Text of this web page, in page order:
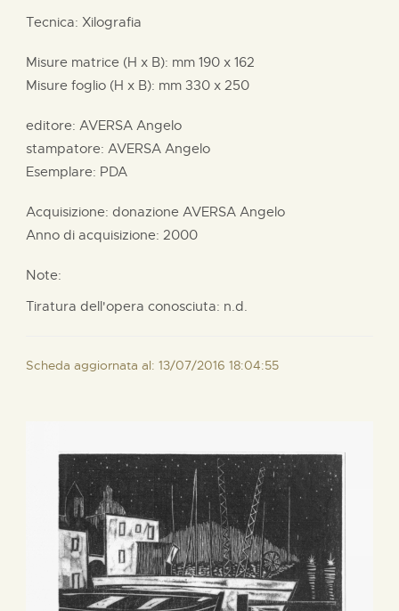
Tecnica: Xilografia
Misure matrice (H x B): mm 190 x 162
Misure foglio (H x B): mm 330 x 250
editore: AVERSA Angelo
stampatore: AVERSA Angelo
Esemplare: PDA
Acquisizione: donazione AVERSA Angelo
Anno di acquisizione: 2000
Note:
Tiratura dell'opera conosciuta: n.d.
Scheda aggiornata al: 13/07/2016 18:04:55